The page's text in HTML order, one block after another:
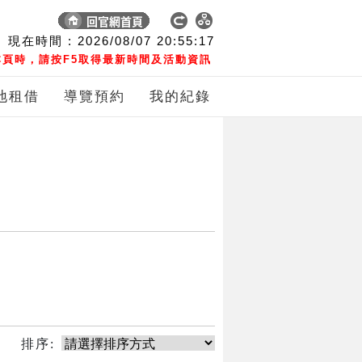
現在時間 : 2026/08/07 20:55:17
時，請按F5取得最新時間及活動資訊
租借 導覽預約 我的紀錄
排序: